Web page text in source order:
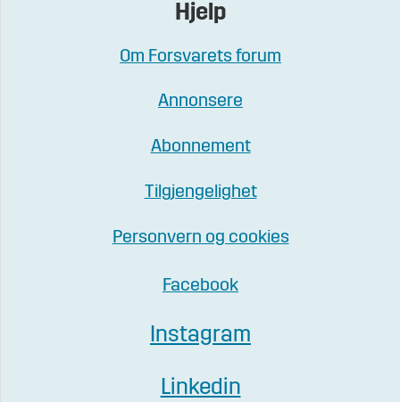
Hjelp
Om Forsvarets forum
Annonsere
Abonnement
Tilgjengelighet
Personvern og cookies
Facebook
Instagram
Linkedin